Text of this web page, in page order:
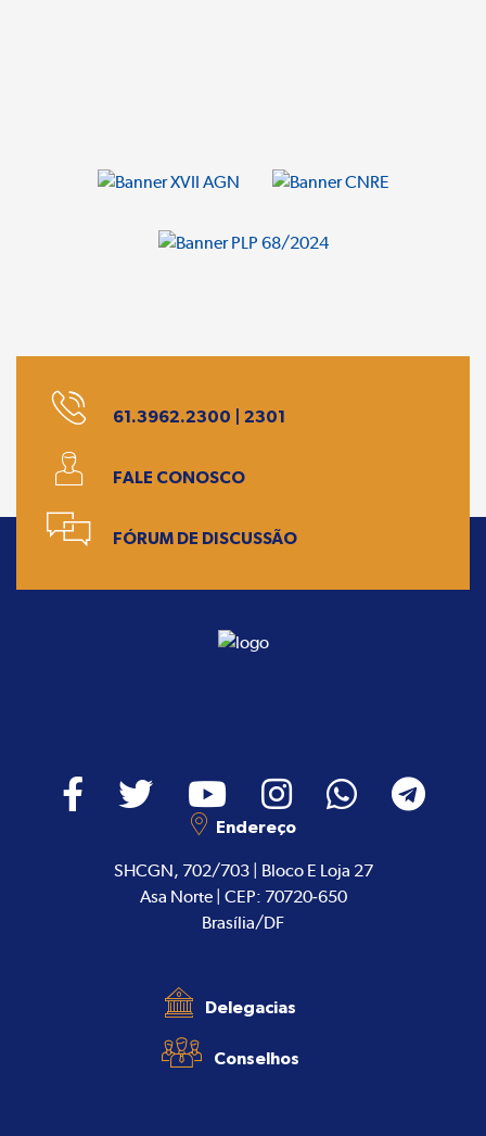
61.3962.2300 | 2301
FALE CONOSCO
FÓRUM DE DISCUSSÃO
Endereço
SHCGN, 702/703 | Bloco E Loja 27
Asa Norte | CEP: 70720-650
Brasília/DF
Delegacias
Conselhos